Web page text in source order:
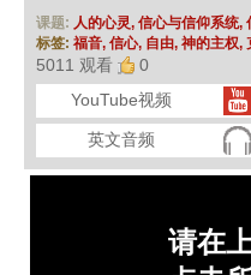
课题: 人的心灵, 信心与信仰系统,
标签: 福音, 信心, 自由, 神的主权,
5011 观看
0
YouTube视频
英文音频